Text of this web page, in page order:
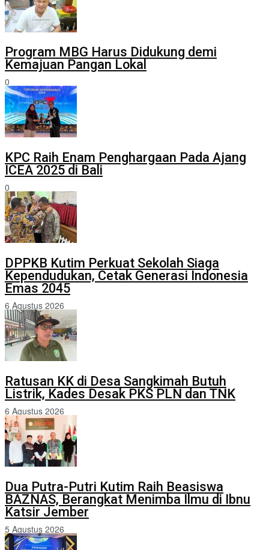
Program MBG Harus Didukung demi
Kemajuan Pangan Lokal
0
KPC Raih Enam Penghargaan Pada Ajang
ICEA 2025 di Bali
0
DPPKB Kutim Perkuat Sekolah Siaga
Kependudukan, Cetak Generasi Indonesia
Emas 2045
6 Agustus 2026
Ratusan KK di Desa Sangkimah Butuh
Listrik, Kades Desak PKS PLN dan TNK
6 Agustus 2026
Dua Putra-Putri Kutim Raih Beasiswa
BAZNAS, Berangkat Menimba Ilmu di Ibnu
Katsir Jember
5 Agustus 2026